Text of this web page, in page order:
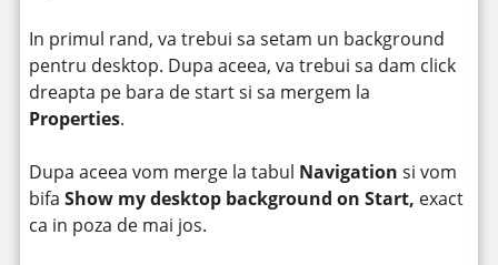
In primul rand, va trebui sa setam un background
pentru desktop. Dupa aceea, va trebui sa dam click
dreapta pe bara de start si sa mergem la
Properties.
Dupa aceea vom merge la tabul Navigation si vom
bifa Show my desktop background on Start, exact
ca in poza de mai jos.